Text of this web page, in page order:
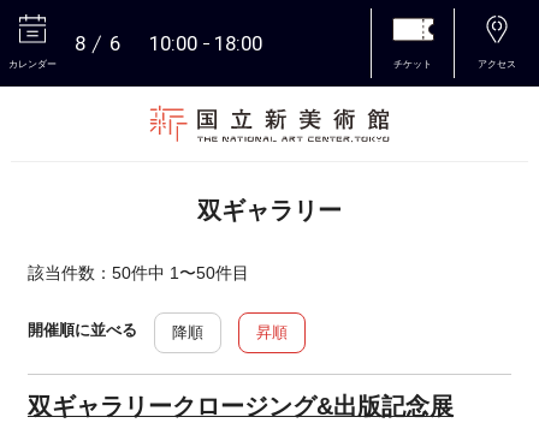
カレンダー
8 6 10:00 18:00
チケット アクセス
双ギャラリー
該当件数：50件中 1〜50件目
開催順に並べる 降順 昇順
双ギャラリークロージング&出版記念展